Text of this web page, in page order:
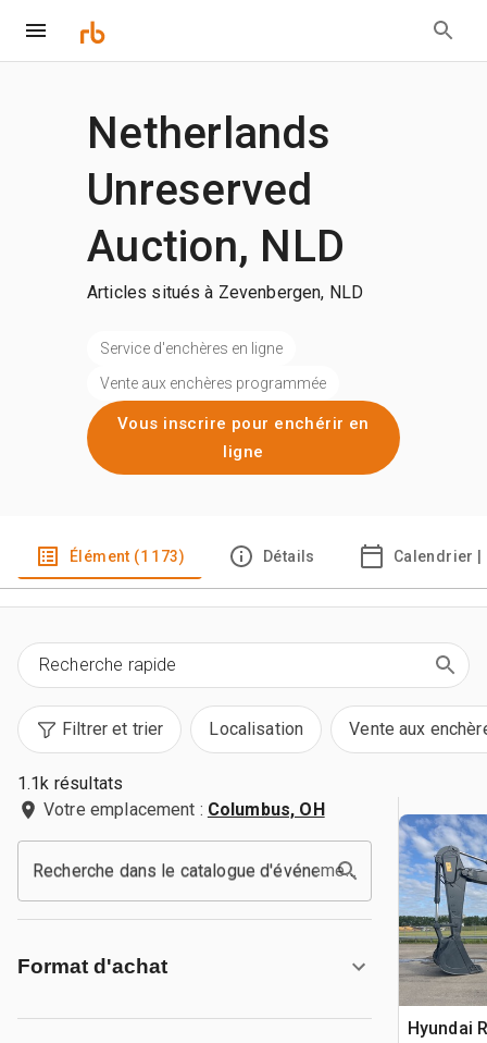
Netherlands
Unreserved
Auction, NLD
Articles situés à Zevenbergen, NLD
Service d'enchères en ligne
Vente aux enchères programmée
Vous inscrire pour enchérir en
ligne
Élément (1 173) Détails Calendrier |
Filtrer et trier Localisation Vente aux
1.1k résultats
Votre emplacement : Columbus, OH
Recherche dans le catalogue d'événements
Format d'achat
Hyundai